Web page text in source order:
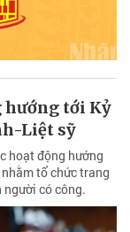
hướng tới Kỷ
Liệt sỹ
hoạt động hướng
tổ chức trang
có công.